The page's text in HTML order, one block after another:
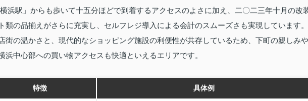
浜駅」からも歩いて十五分ほどで到着するアクセスのよさに加え、二〇二三年十月の改
類の品揃えがさらに充実し、セルフレジ導入による会計のスムーズさも実現しています。
街の温かさと、現代的なショッピング施設の利便性が共存しているため、下町の親しみや
浜中心部への買い物アクセスも快適といえるエリアです。
特徴 具体例